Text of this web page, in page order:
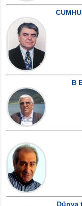
B
Dünya